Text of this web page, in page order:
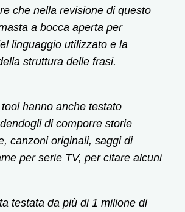
che nella revisione di questo
a bocca aperta per
linguaggio utilizzato e la
struttura delle frasi.
hanno anche testato
di comporre storie
canzoni originali, saggi di
per serie TV, per citare alcuni
testata da più di 1 milione di